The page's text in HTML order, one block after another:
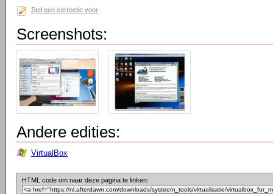
Stel een correctie voor
Screenshots:
Andere edities:
VirtualBox
HTML code om naar deze pagina te linken: